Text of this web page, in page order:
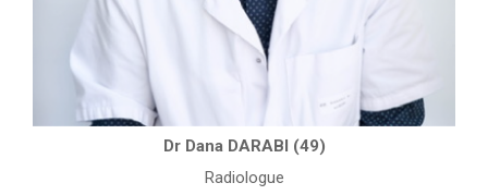
Dr Dana DARABI (49)
Radiologue